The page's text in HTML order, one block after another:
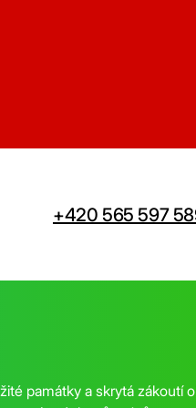
+420 565 597
památky a skrytá zákoutí